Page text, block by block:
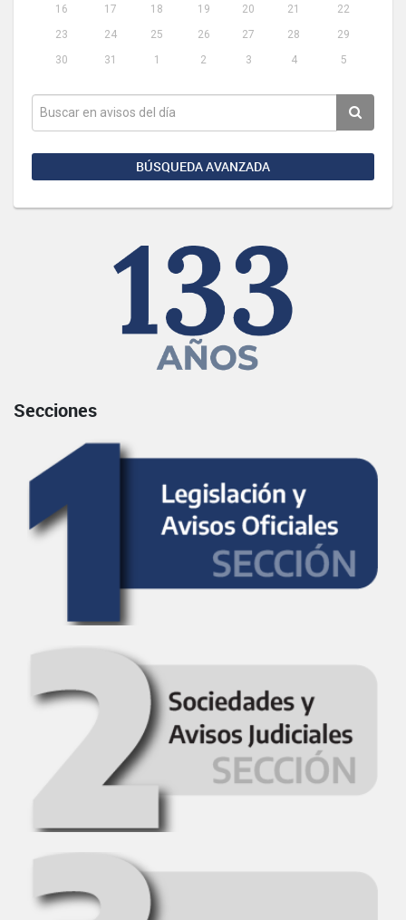
16
17 18 19 20 21
22
23
24 25 26 27 28
29
30
31 1 2 3 4 5
BÚSQUEDA AVANZADA
Secciones